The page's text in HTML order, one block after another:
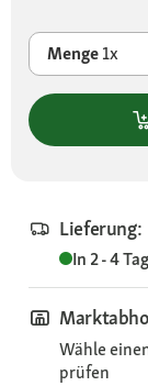
Menge1x
Lieferung:
In 2 - 4
Wähle
prüfen